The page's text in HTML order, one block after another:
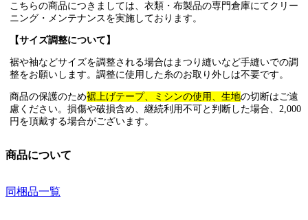
こちらの商品につきましては、衣類・布製品の専門倉庫にてクリー
ニング・メンテナンスを実施しております。
【サイズ調整について】
裾や袖などサイズを調整される場合はまつり縫いなど手縫いでの調
整をお願いします。調整に使用した糸のお取り外しは不要です。
商品の保護のため裾上げテープ、ミシンの使用、生地の切断はご遠
慮ください。損傷や破損含め、継続利用不可と判断した場合、2,000
円を頂戴する場合がございます。
商品について
同梱品一覧